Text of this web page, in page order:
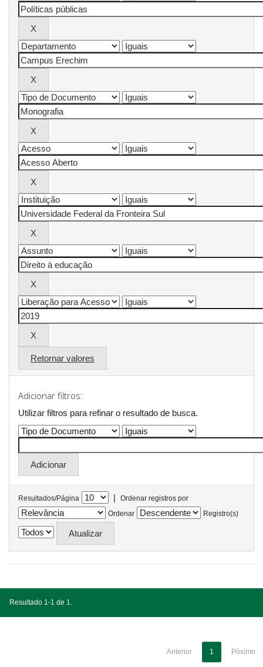
Retornar valores
Adicionar filtros:
Utilizar filtros para refinar o resultado de busca.
Resultados/Página |
Ordenar registros por
Ordenar
Registro(s)
Resultado 1-1 de 1.
Anterior 1 Póximo